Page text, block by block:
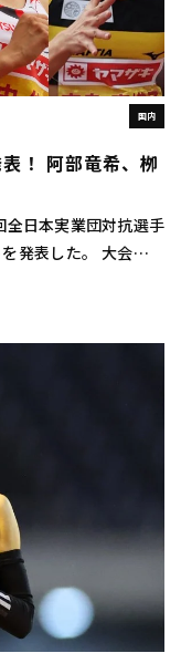
国内
！ 阿部竜希、栁
全日本実業団対抗選手
発表した。 大会には
友電工）をはじめ、